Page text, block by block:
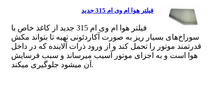
فیلتر هوا ام وی ام 315 جدید
فیلتر هوا ام وی ام 315 جدید از کاغذ خاص با
سوراخ‌های بسیار ریز به صورت آکاردئونی تهیه تا بتواند مکش
قدرتمند موتور را تحمل کند و از ورود ذرات آلاینده که در داخل
هوا است و به اجزای موتور آسیب میرساند و سبب فرسایش
آن میشود جلوگیری میکند.